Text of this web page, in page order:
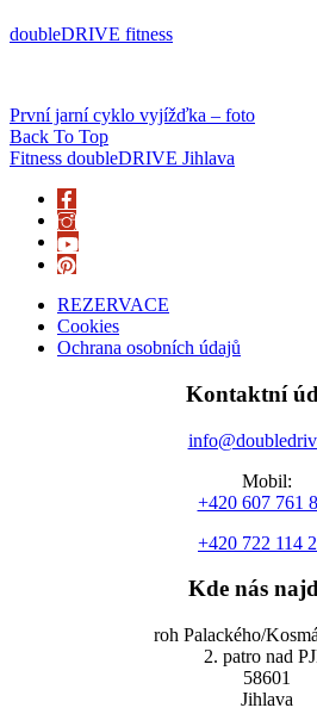
doubleDRIVE fitness
První jarní cyklo vyjížďka – foto
Back To Top
Fitness doubleDRIVE Jihlava
REZERVACE
Cookies
Ochrana osobních údajů
Kontaktní
Mobil:
+420 607 761
+420 722 114
Kde nás
roh Palackého/
2. patro nad
58601
Jihlava